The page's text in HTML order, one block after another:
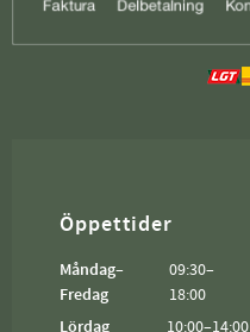
Öppettider
Måndag–
Fredag
09:30–
18:00
Lördag
10:00–14:00